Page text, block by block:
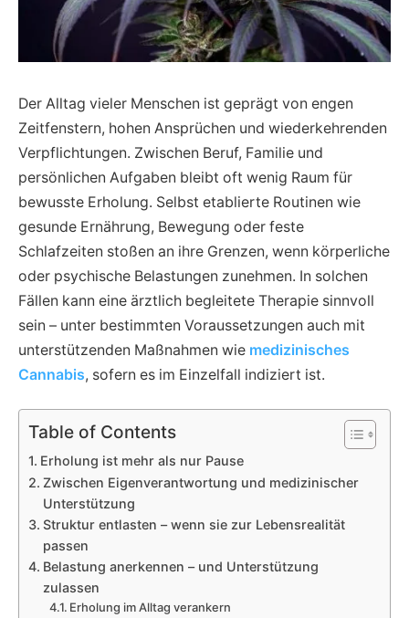
Der Alltag vieler Menschen ist geprägt von engen
Zeitfenstern, hohen Ansprüchen und wiederkehrenden
Verpflichtungen. Zwischen Beruf, Familie und
persönlichen Aufgaben bleibt oft wenig Raum für
bewusste Erholung. Selbst etablierte Routinen wie
gesunde Ernährung, Bewegung oder feste
Schlafzeiten stoßen an ihre Grenzen, wenn körperliche
oder psychische Belastungen zunehmen. In solchen
Fällen kann eine ärztlich begleitete Therapie sinnvoll
sein – unter bestimmten Voraussetzungen auch mit
unterstützenden Maßnahmen wie medizinisches
Cannabis, sofern es im Einzelfall indiziert ist.
Table of Contents
Erholung ist mehr als nur Pause
Zwischen Eigenverantwortung und medizinischer
Unterstützung
Struktur entlasten – wenn sie zur Lebensrealität
passen
Belastung anerkennen – und Unterstützung
zulassen
Erholung im Alltag verankern